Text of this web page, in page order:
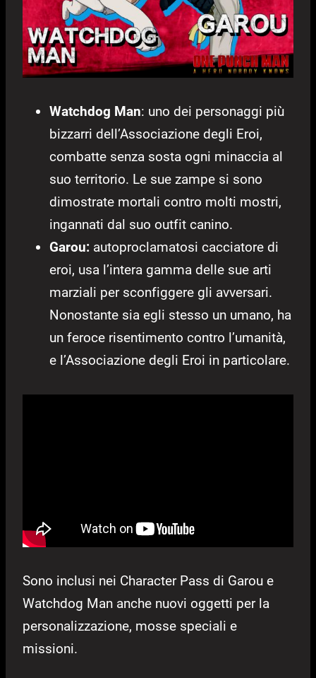
Watchdog Man: uno dei personaggi più
bizzarri dell’Associazione degli Eroi,
combatte senza sosta ogni minaccia al
suo territorio. Le sue zampe si sono
dimostrate mortali contro molti mostri,
ingannati dal suo outfit canino.
Garou: autoproclamatosi cacciatore di
eroi, usa l’intera gamma delle sue arti
marziali per sconfiggere gli avversari.
Nonostante sia egli stesso un umano, ha
un feroce risentimento contro l’umanità,
e l’Associazione degli Eroi in particolare.
Sono inclusi nei Character Pass di Garou e
Watchdog Man anche nuovi oggetti per la
personalizzazione, mosse speciali e
missioni.